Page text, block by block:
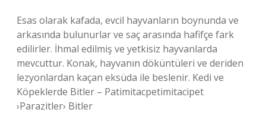
Esas olarak kafada, evcil hayvanların boynunda ve
arkasında bulunurlar ve saç arasında hafifçe fark
edilirler. İhmal edilmiş ve yetkisiz hayvanlarda
mevcuttur. Konak, hayvanın döküntüleri ve deriden
lezyonlardan kaçan eksüda ile beslenir. Kedi ve
Köpeklerde Bitler – Patimitacpetimitacipet
›Parazitler› Bitler